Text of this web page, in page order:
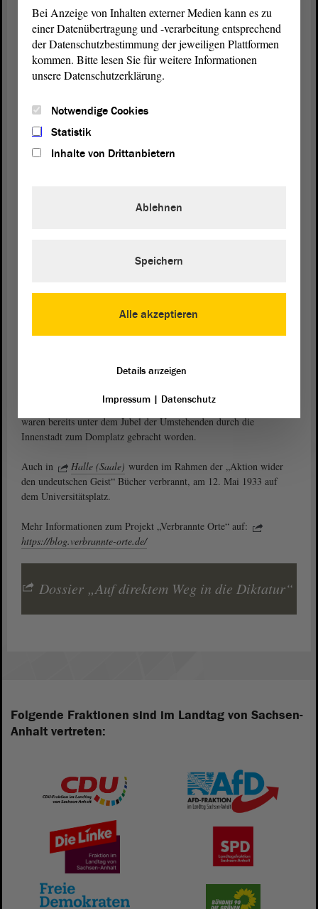
„So kam es nach Plünderungen, Durchsuchungen und Verhaftungen
an einigen Orten zu spontanen Bücherverbrennungen.“ Auch die
heutige LandeshauptstadtMagdeburg gehört zu diesen Orten. Hier
– auf dem Domplatz – fand bereits am 5. April 1933 eine
Verbrennung von Dokumenten und Büchern statt.
Auf dem Domplatz in Magdeburg wurden von den Nazis am 5.
April 1933 oppositionelle Schriften und etwa 10000 Bücher
In der Nacht zum 3. April 1933 hatte ein 50-köpfiges Bataillon der
Flugblätter, Fahnen und dieBibliothekmit rund 10 000 Bänden auf
Schaulustige nahmen an der Aktion teil. Die Schriften und Bücher
waren bereits unter dem Jubel der Umstehenden durch die
Innenstadt zum Domplatz gebracht worden.
Auch in Halle (Saale) wurden im Rahmen der „Aktion wider
den undeutschen Geist“ Bücher verbrannt, am 12. Mai 1933 auf
dem Universitätsplatz.
Mehr Informationen zum Projekt „Verbrannte Orte“ auf:
https://blog.verbrannte-orte.de/
Dossier „Auf direktem Weg in die Diktatur“
Folgende Fraktionen sind im Landtag von Sachsen-
Anhalt vertreten:
Bei Anzeige von Inhalten externer Medien kann es zu
einer Datenübertragung und -verarbeitung entsprechend
der Datenschutzbestimmung der jeweiligen Plattformen
kommen. Bitte lesen Sie für weitere Informationen
unsere Datenschutzerklärung.
Notwendige Cookies
Statistik
Inhalte von Drittanbietern
Alle akzeptieren
Ablehnen
Speichern
Details anzeigen
Impressum| Datenschutz